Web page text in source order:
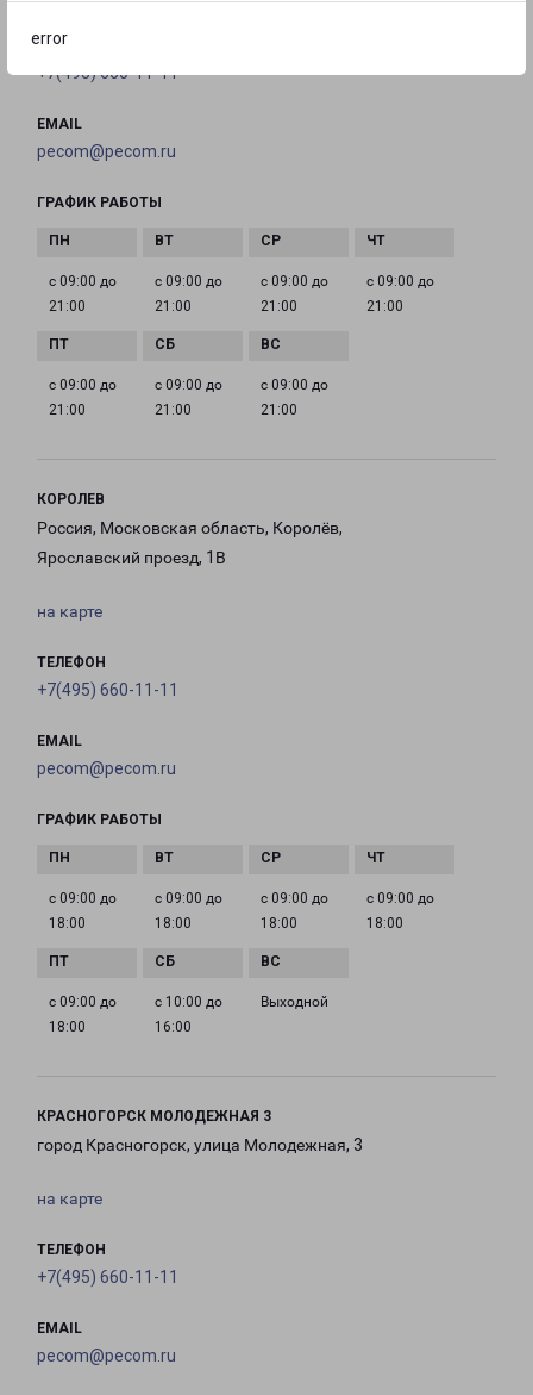
error
ТЕЛЕФОН
+7(495) 660-11-11
EMAIL
pecom@pecom.ru
ГРАФИК РАБОТЫ
с 09:00 до
21:00
с 09:00 до
21:00
с 09:00 до
21:00
с 09:00 до
21:00
с 09:00 до
21:00
с 09:00 до
21:00
с 09:00 до
21:00
КОРОЛЕВ
Россия, Московская область, Королёв,
Ярославский проезд, 1В
на карте
ТЕЛЕФОН
+7(495) 660-11-11
EMAIL
pecom@pecom.ru
ГРАФИК РАБОТЫ
с 09:00 до
18:00
с 09:00 до
18:00
с 09:00 до
18:00
с 09:00 до
18:00
с 09:00 до
18:00
с 10:00 до
16:00
Выходной
КРАСНОГОРСК МОЛОДЕЖНАЯ 3
город Красногорск, улица Молодежная, 3
на карте
ТЕЛЕФОН
+7(495) 660-11-11
EMAIL
pecom@pecom.ru